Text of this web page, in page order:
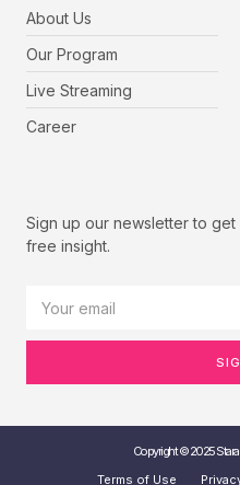
About Us
Our Program
Live Streaming
Career
Sign up our newsletter to
free insight.
Copyright © 2025
Terms of Use